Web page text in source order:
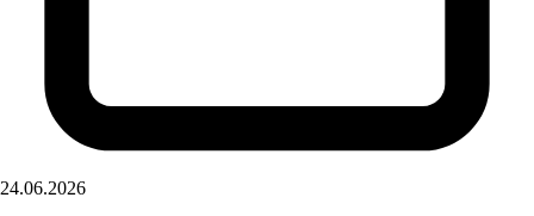
24.06.2026